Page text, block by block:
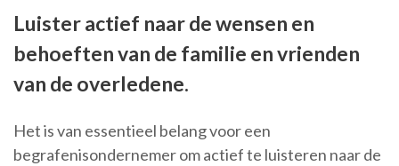
Luister actief naar de wensen en
behoeften van de familie en vrienden
van de overledene.
Het is van essentieel belang voor een
begrafenisondernemer om actief te luisteren naar de